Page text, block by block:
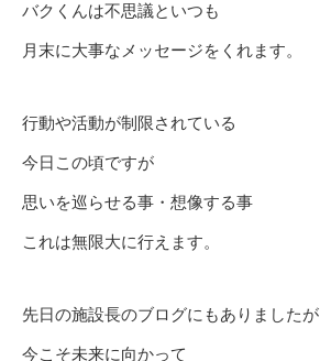
バクくんは不思議といつも
月末に大事なメッセージをくれます。
行動や活動が制限されている
今日この頃ですが
思いを巡らせる事・想像する事
これは無限大に行えます。
先日の施設長のブログにもありましたが
今こそ未来に向かって